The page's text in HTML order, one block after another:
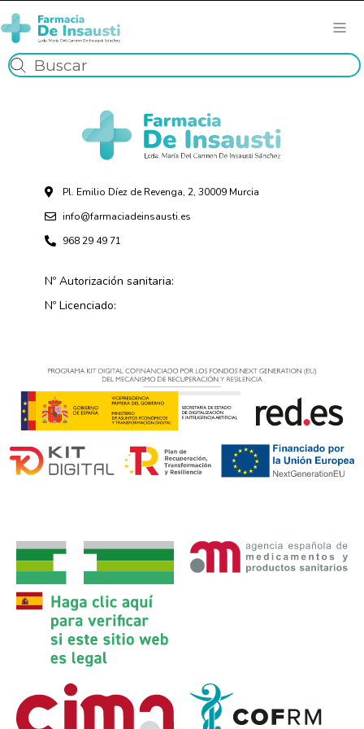
Pl. Emilio Díez de Revenga, 2, 30009 Murcia
info@farmaciadeinsausti.es
968 29 49 71
Nº Autorización sanitaria:
Nº Licenciado: